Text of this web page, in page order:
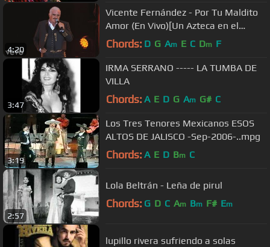
4:20
Vicente Fernández - Por Tu Maldito
Amor (En Vivo)[Un Azteca en el
Azteca]
Chords: D G Am E C Dm F
3:47
IRMA SERRANO ----- LA TUMBA DE
VILLA
Chords: A E D G Am G# C
3:19
Los Tres Tenores Mexicanos ESOS
ALTOS DE JALISCO -Sep-2006-..mpg
Chords: A E D Bm C
2:57
Lola Beltrán - Leña de pirul
Chords: G D C Am Bm F# Em
lupillo rivera sufriendo a solas